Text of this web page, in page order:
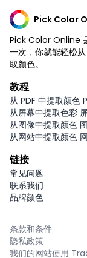
Pick Color
Pick Color Online
一次，你就能轻松
取颜色。
教程
从 PDF 中提取颜色
从屏幕中提取色彩
从图像中提取颜色
从网站中提取颜色
链接
常见问题
联系我们
品牌颜色
条款和条件
隐私政策
我们的网站使用